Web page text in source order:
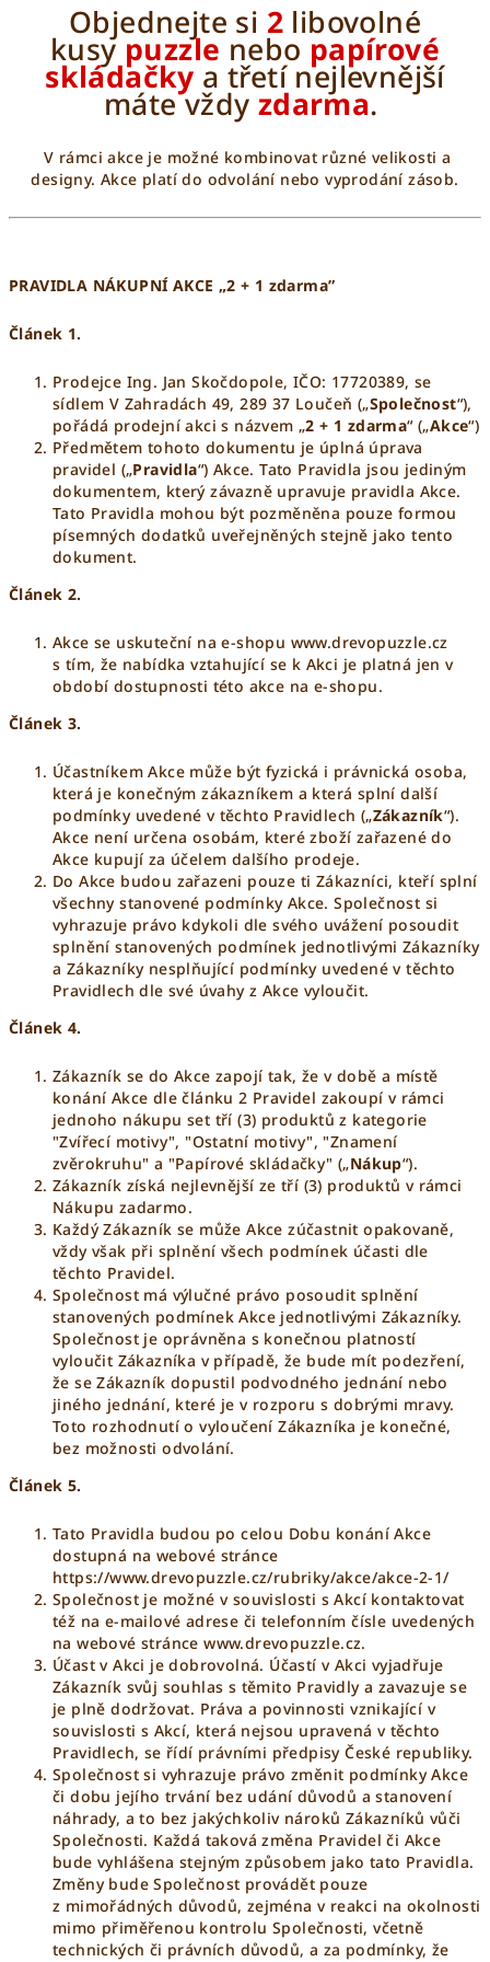
Objednejte si 2 libovolné
kusy puzzle nebo papírové
skládačky a třetí nejlevnější
máte vždy zdarma.
V rámci akce je možné kombinovat různé velikosti a
designy. Akce platí do odvolání nebo vyprodání zásob.
PRAVIDLA NÁKUPNÍ AKCE „2 + 1 zdarma”
Článek 1.
Prodejce Ing. Jan Skočdopole, IČO: 17720389, se
sídlem V Zahradách 49, 289 37 Loučeň („Společnost“),
pořádá prodejní akci s názvem „2 + 1 zdarma“ („Akce“)
Předmětem tohoto dokumentu je úplná úprava
pravidel („Pravidla“) Akce. Tato Pravidla jsou jediným
dokumentem, který závazně upravuje pravidla Akce.
Tato Pravidla mohou být pozměněna pouze formou
písemných dodatků uveřejněných stejně jako tento
dokument.
Článek 2.
Akce se uskuteční na e-shopu www.drevopuzzle.cz
s tím, že nabídka vztahující se k Akci je platná jen v
období dostupnosti této akce na e-shopu.
Článek 3.
Účastníkem Akce může být fyzická i právnická osoba,
která je konečným zákazníkem a která splní další
podmínky uvedené v těchto Pravidlech („Zákazník“).
Akce není určena osobám, které zboží zařazené do
Akce kupují za účelem dalšího prodeje.
Do Akce budou zařazeni pouze ti Zákazníci, kteří splní
všechny stanovené podmínky Akce. Společnost si
vyhrazuje právo kdykoli dle svého uvážení posoudit
splnění stanovených podmínek jednotlivými Zákazníky
a Zákazníky nesplňující podmínky uvedené v těchto
Pravidlech dle své úvahy z Akce vyloučit.
Článek 4.
Zákazník se do Akce zapojí tak, že v době a místě
konání Akce dle článku 2 Pravidel zakoupí v rámci
jednoho nákupu set tří (3) produktů z kategorie
"Zvířecí motivy", "Ostatní motivy", "Znamení
zvěrokruhu" a "Papírové skládačky" („Nákup“).
Zákazník získá nejlevnější ze tří (3) produktů v rámci
Nákupu zadarmo.
Každý Zákazník se může Akce zúčastnit opakovaně,
vždy však při splnění všech podmínek účasti dle
těchto Pravidel.
Společnost má výlučné právo posoudit splnění
stanovených podmínek Akce jednotlivými Zákazníky.
Společnost je oprávněna s konečnou platností
vyloučit Zákazníka v případě, že bude mít podezření,
že se Zákazník dopustil podvodného jednání nebo
jiného jednání, které je v rozporu s dobrými mravy.
Toto rozhodnutí o vyloučení Zákazníka je konečné,
bez možnosti odvolání.
Článek 5.
Tato Pravidla budou po celou Dobu konání Akce
dostupná na webové stránce
https://www.drevopuzzle.cz/rubriky/akce/akce-2-1/
Společnost je možné v souvislosti s Akcí kontaktovat
též na e-mailové adrese či telefonním čísle uvedených
na webové stránce www.drevopuzzle.cz.
Účast v Akci je dobrovolná. Účastí v Akci vyjadřuje
Zákazník svůj souhlas s těmito Pravidly a zavazuje se
je plně dodržovat. Práva a povinnosti vznikající v
souvislosti s Akcí, která nejsou upravená v těchto
Pravidlech, se řídí právními předpisy České republiky.
Společnost si vyhrazuje právo změnit podmínky Akce
či dobu jejího trvání bez udání důvodů a stanovení
náhrady, a to bez jakýchkoliv nároků Zákazníků vůči
Společnosti. Každá taková změna Pravidel či Akce
bude vyhlášena stejným způsobem jako tato Pravidla.
Změny bude Společnost provádět pouze
z mimořádných důvodů, zejména v reakci na okolnosti
mimo přiměřenou kontrolu Společnosti, včetně
technických či právních důvodů, a za podmínky, že